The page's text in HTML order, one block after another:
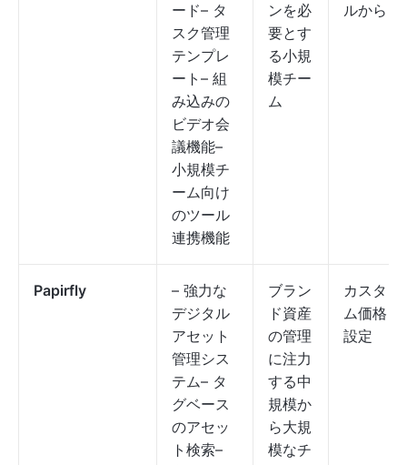
ード– タ
スク管理
テンプレ
ート– 組
み込みの
ビデオ会
議機能–
小規模チ
ーム向け
のツール
連携機能
ンを必
要とす
る小規
模チー
ム
ルから
Papirfly
– 強力な
デジタル
アセット
管理シス
テム– タ
グベース
のアセッ
ト検索–
ブラン
ド資産
の管理
に注力
する中
規模か
ら大規
模なチ
カスタ
ム価格
設定